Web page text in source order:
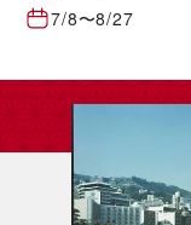
7/8〜8/27